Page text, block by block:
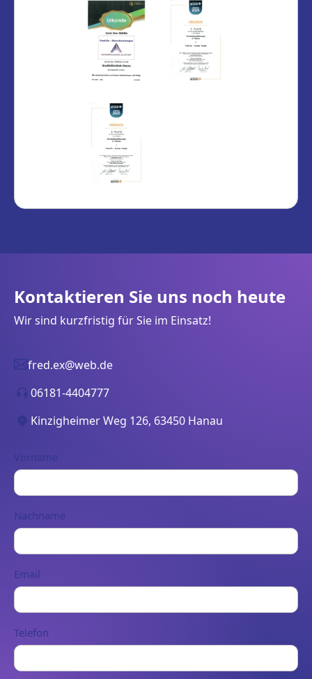
Kontaktieren Sie uns noch heute
Wir sind kurzfristig für Sie im Einsatz!
fred.ex@web.de
06181-4404777
Kinzigheimer Weg 126, 63450 Hanau
Vorname
Nachname
Email
Telefon